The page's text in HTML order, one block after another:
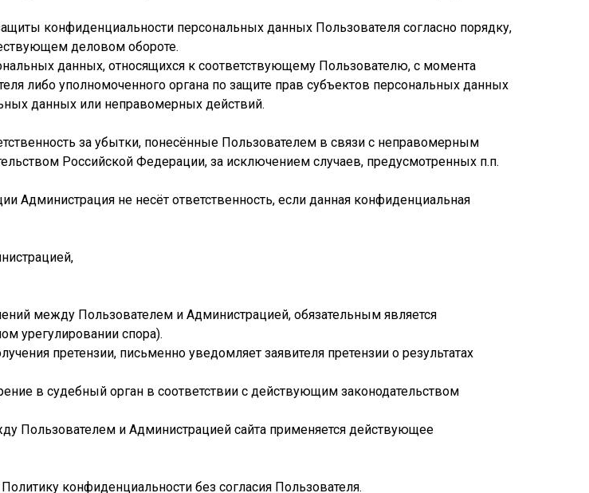
конфиденциальности персональных данных Пользователя согласно порядку,
деловом обороте.
данных, относящихся к соответствующему Пользователю, с момента
либо уполномоченного органа по защите прав субъектов персональных данных
данных или неправомерных действий.
за убытки, понесённые Пользователем в связи с неправомерным
Российской Федерации, за исключением случаев, предусмотренных п.п.
Администрация не несёт ответственность, если данная конфиденциальная
между Пользователем и Администрацией, обязательным является
урегулировании спора).
претензии, письменно уведомляет заявителя претензии о результатах
в судебный орган в соответствии с действующим законодательством
Пользователем и Администрацией сайта применяется действующее
конфиденциальности без согласия Пользователя.